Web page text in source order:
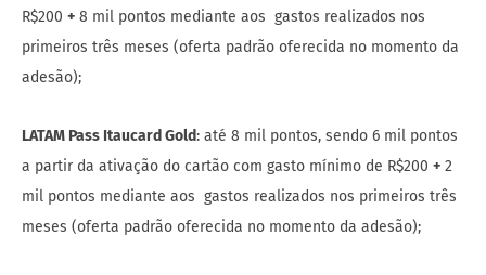
R$200 + 8 mil pontos mediante aos gastos realizados nos
primeiros três meses (oferta padrão oferecida no momento da
adesão);
LATAM Pass Itaucard Gold: até 8 mil pontos, sendo 6 mil pontos
a partir da ativação do cartão com gasto mínimo de R$200 + 2
mil pontos mediante aos gastos realizados nos primeiros três
meses (oferta padrão oferecida no momento da adesão);